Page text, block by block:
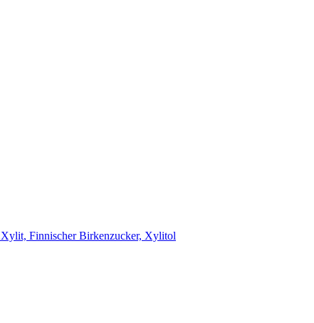
Xylit, Finnischer Birkenzucker, Xylitol